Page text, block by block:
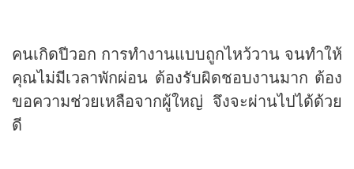
คนเกิดปีวอก การทำงานแบบถูกไหว้วาน จนทำให้
คุณไม่มีเวลาพักผ่อน ต้องรับผิดชอบงานมาก ต้อง
ขอความช่วยเหลือจากผู้ใหญ่ จึงจะผ่านไปได้ด้วย
ดี